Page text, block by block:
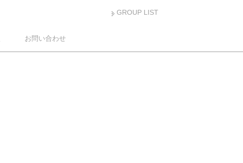
GROUP LIST
お問い合わせ